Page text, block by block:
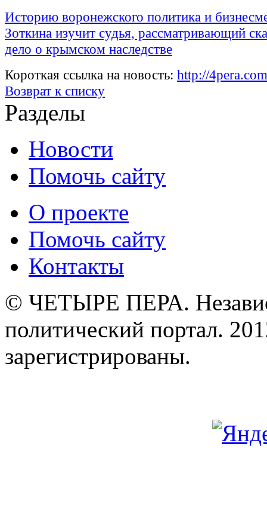
Историю воронежского политика и
Зоткина изучит судья, рассматривающий
дело о крымском наследстве
Короткая ссылка на новость: http://
Возврат к списку
Разделы
Новости
Помочь сайту
О проекте
Помочь сайту
Контакты
© ЧЕТЫРЕ ПЕРА.
политический портал.
зарегистрированы.